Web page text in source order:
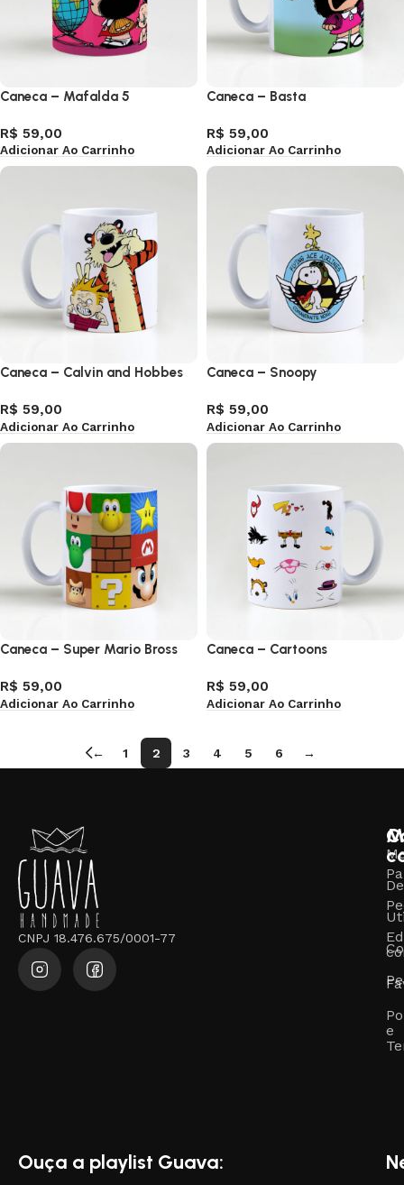
Caneca – Mafalda 5
R$ 59,00
Adicionar Ao Carrinho
Caneca – Basta
R$ 59,00
Adicionar Ao Carrinho
Caneca – Calvin and Hobbes
R$ 59,00
Adicionar Ao Carrinho
Caneca – Snoopy
R$ 59,00
Adicionar Ao Carrinho
Caneca – Super Mario Bross
R$ 59,00
Adicionar Ao Carrinho
Caneca – Cartoons
R$ 59,00
Adicionar Ao Carrinho
← 1 2 3 4 5 6 →
CNPJ 18.476.675/0001-77
e
Ouça a playlist Guava: